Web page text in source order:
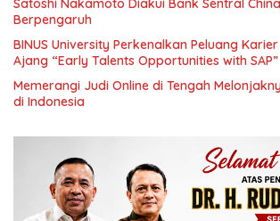
Satoshi Nakamoto Diakui Bank Sentral
Berpengaruh
BINUS University Perkenalkan Peluang Karier
Ajang “Early Talents Opportunities with SAP”
Memerangi Judi Online di Tengah
di Indonesia